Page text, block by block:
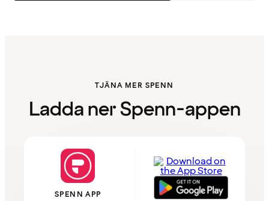
TJÄNA MER SPENN
Ladda ner Spenn-appen
SPENN APP